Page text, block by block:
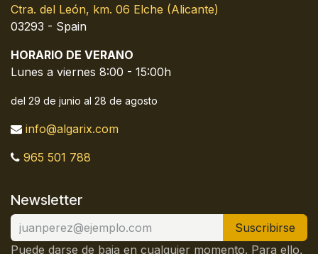
Ctra. del León, km. 06 Elche (Alicante)
03293 - Spain
HORARIO DE VERANO
Lunes a viernes 8:00 - 15:00h
del 29 de junio al 28 de agosto
info@algarix.com
965 501 788
Newsletter
Suscribirse
Puede darse de baja en cualquier momento. Para ello,